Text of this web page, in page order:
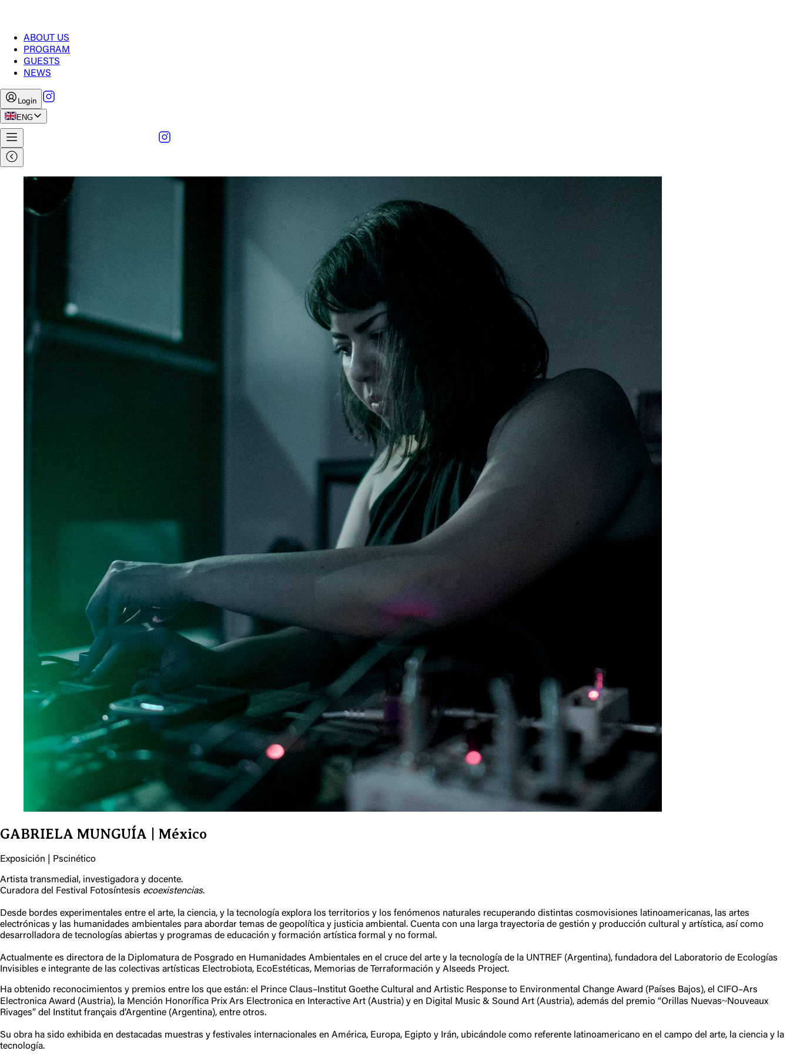
ABOUT US
PROGRAM
GUESTS
NEWS
Login
ENG
GABRIELA MUNGUÍA | México
Exposición | Pscinético
Artista transmedial, investigadora y docente.
Curadora del Festival Fotosíntesis ecoexistencias.
Desde bordes experimentales entre el arte, la ciencia, y la tecnología explora los territorios y los fenómenos naturales recuperando distintas cosmovisiones latinoamericanas, las artes
electrónicas y las humanidades ambientales para abordar temas de geopolítica y justicia ambiental. Cuenta con una larga trayectoria de gestión y producción cultural y artística, así como
desarrolladora de tecnologías abiertas y programas de educación y formación artística formal y no formal.
Actualmente es directora de la Diplomatura de Posgrado en Humanidades Ambientales en el cruce del arte y la tecnología de la UNTREF (Argentina), fundadora del Laboratorio de Ecologías
Invisibles e integrante de las colectivas artísticas Electrobiota, EcoEstéticas, Memorias de Terraformación y AIseeds Project.
Ha obtenido reconocimientos y premios entre los que están: el Prince Claus–Institut Goethe Cultural and Artistic Response to Environmental Change Award (Países Bajos), el CIFO–Ars
Electronica Award (Austria), la Mención Honorífica Prix Ars Electronica en Interactive Art (Austria) y en Digital Music & Sound Art (Austria), además del premio “Orillas Nuevas~Nouveaux
Rivages” del Institut français d’Argentine (Argentina), entre otros.
Su obra ha sido exhibida en destacadas muestras y festivales internacionales en América, Europa, Egipto y Irán, ubicándole como referente latinoamericano en el campo del arte, la ciencia y la
tecnología.